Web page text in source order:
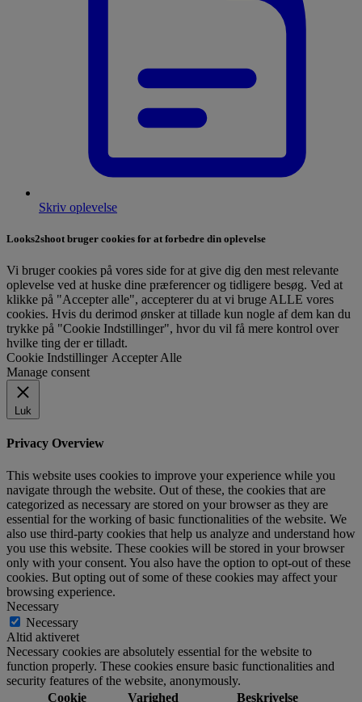
Skriv oplevelse
Looks2shoot bruger cookies for at forbedre din oplevelse
Vi bruger cookies på vores side for at give dig den mest relevante
oplevelse ved at huske dine præferencer og tidligere besøg. Ved at
klikke på "Accepter alle", accepterer du at vi bruge ALLE vores
cookies. Hvis du derimod ønsker at tillade kun nogle af dem kan du
trykke på "Cookie Indstillinger", hvor du vil få mere kontrol over
hvilke ting der er tilladt.
Cookie Indstillinger Accepter Alle
Manage consent
Luk
Privacy Overview
This website uses cookies to improve your experience while you
navigate through the website. Out of these, the cookies that are
categorized as necessary are stored on your browser as they are
essential for the working of basic functionalities of the website. We
also use third-party cookies that help us analyze and understand how
you use this website. These cookies will be stored in your browser
only with your consent. You also have the option to opt-out of these
cookies. But opting out of some of these cookies may affect your
browsing experience.
Necessary
Necessary
Altid aktiveret
Necessary cookies are absolutely essential for the website to
function properly. These cookies ensure basic functionalities and
security features of the website, anonymously.
Cookie
Varighed Beskrivelse